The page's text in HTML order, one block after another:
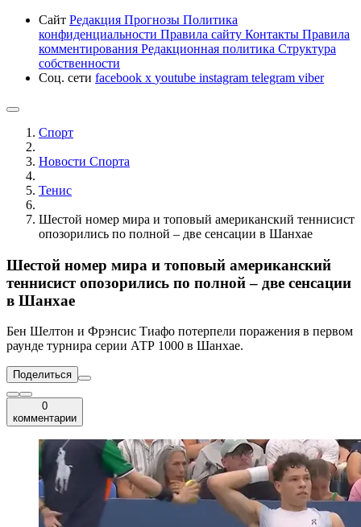
Сайт Редакция Прогнозы Политика
конфиденциальности Правила сайту Контакты Правила
комментирования Редакционная политика Структура
собственности
Соц. сети facebook x youtube instagram telegram viber
Спорт
Новости Cпорта
Тенис
Шестой номер мира и топовый американский теннисист
опозорились по полной – две сенсации в Шанхае
Шестой номер мира и топовый американский
теннисист опозорились по полной – две сенсации
в Шанхае
Бен Шелтон и Фрэнсис Тиафо потерпели поражения в первом
раунде турнира серии АТР 1000 в Шанхае.
Поделиться
0
комментарии